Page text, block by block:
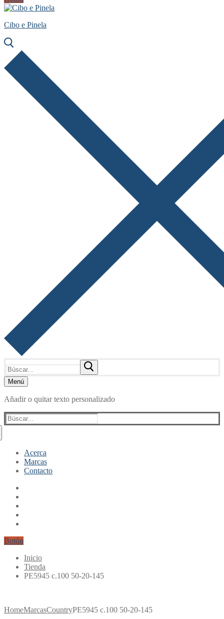
Cibo e Pinela
Menú
Añadir o quitar texto personalizado
Buscar:
Acerca
Marcas
Contacto
Botón
Inicio
Tienda
PE5945 c.100 50-20-145
HomeMarcasCountryPE5945 c.100 50-20-145